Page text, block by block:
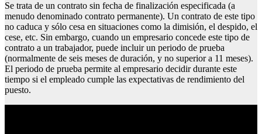
Se trata de un contrato sin fecha de finalización especificada (a
menudo denominado contrato permanente). Un contrato de este tipo
no caduca y sólo cesa en situaciones como la dimisión, el despido, el
cese, etc. Sin embargo, cuando un empresario concede este tipo de
contrato a un trabajador, puede incluir un periodo de prueba
(normalmente de seis meses de duración, y no superior a 11 meses).
El periodo de prueba permite al empresario decidir durante este
tiempo si el empleado cumple las expectativas de rendimiento del
puesto.